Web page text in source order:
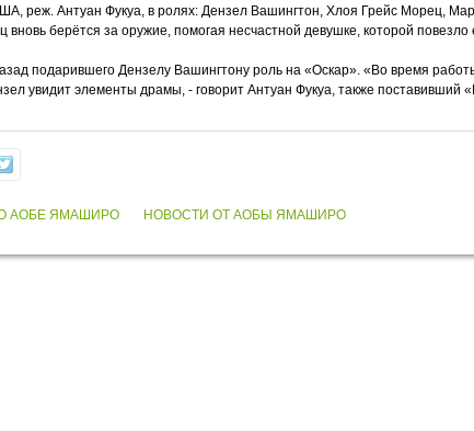
реж. Антуан Фукуа, в ролях: Дензел Вашингтон, Хлоя Грейс Морец,
берётся за оружие, помогая несчастной девушке, которой повезло
подарившего Дензелу Вашингтону роль на «Оскар». «Во время
увидит элементы драмы, - говорит Антуан Фукуа, также поставивший
АОБЕ ЯМАШИРО НОВОСТИ ОТ АОБЫ ЯМАШИРО